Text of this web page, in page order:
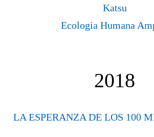
Katsu
Ecologia Humana
2018
LA ESPERANZA DE LOS 100